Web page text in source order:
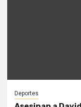
Deportes